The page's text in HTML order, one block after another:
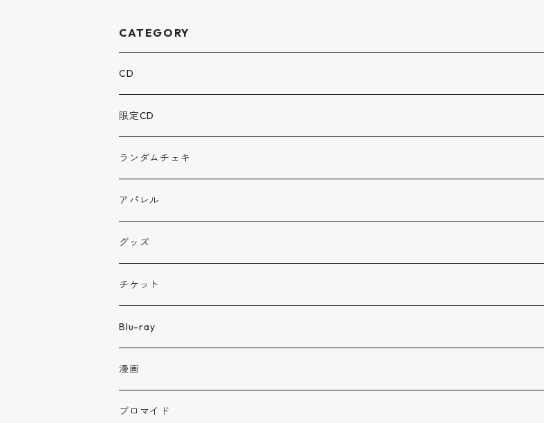
CATEGORY
CD
限定CD
ランダムチェキ
アパレル
グッズ
チケット
Blu-ray
漫画
ブロマイド